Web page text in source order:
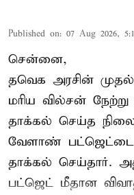
Published on: 07 Aug 2026,
சென்னை,
தவெக அரசின்
மரிய வில்சன்
தாக்கல் செய்த
வேளாண்
தாக்கல் செய்தார்.
பட்ஜெட் மீதான